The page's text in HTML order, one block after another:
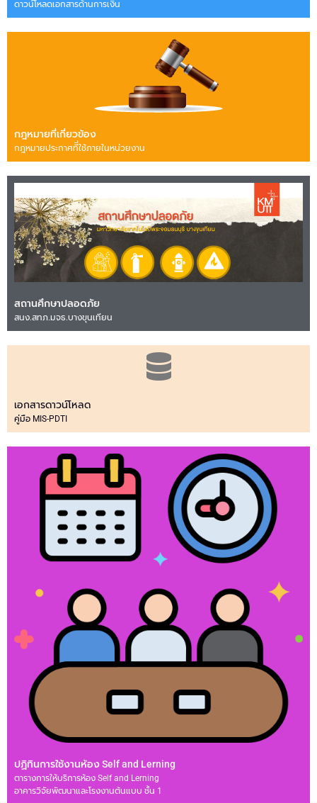
ดาวน์โหลดเอกสารด้านการเงิน
กฎหมายที่เกี่ยวข้อง
กฎหมายประกาศทีี่ใช้ภายในหน่วยงาน
สถานศึกษาปลอดภัย
สนง.สทภ.มจธ.บางขุนเทียน
เอกสารดาวน์โหลด
คู่มือ MIS-PDTI
ปฏิทินการใช้งานห้อง Self and Lerning
ตารางการให้บริการห้อง Self and Lerning
อาคารวิจัยพัฒนาและโรงงานต้นแบบ ชั้น 1